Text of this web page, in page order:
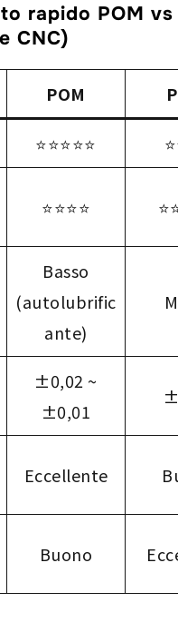
rapido POM vs
CNC)
POM
⭐⭐⭐⭐⭐
⭐⭐⭐⭐
Basso
(autolubrific
ante)
±0,02 ~
±0,01
Eccellente
Buono